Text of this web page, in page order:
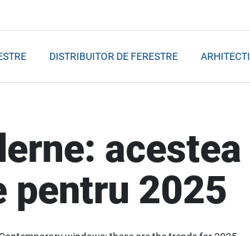
DISTRIBUITOR DE FERESTRE ARHITECTI
acestea
pentru 2025